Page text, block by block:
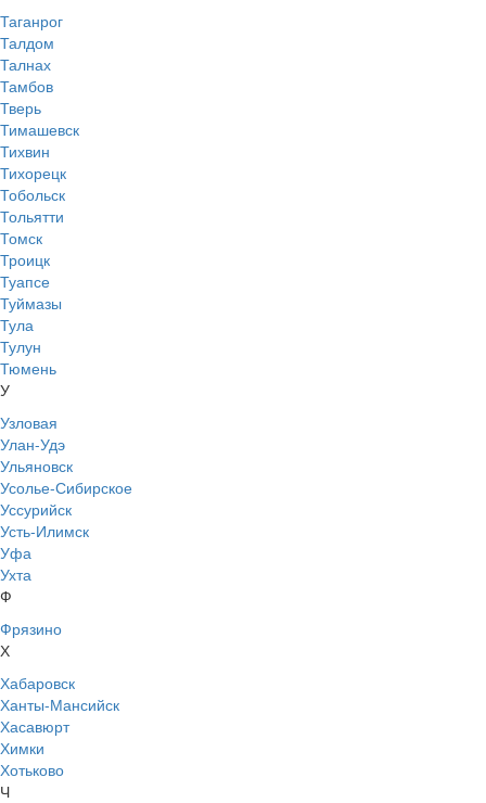
Таганрог
Талдом
Талнах
Тамбов
Тверь
Тимашевск
Тихвин
Тихорецк
Тобольск
Тольятти
Томск
Троицк
Туапсе
Туймазы
Тула
Тулун
Тюмень
У
Узловая
Улан-Удэ
Ульяновск
Усолье-Сибирское
Уссурийск
Усть-Илимск
Уфа
Ухта
Ф
Фрязино
Х
Хабаровск
Ханты-Мансийск
Хасавюрт
Химки
Хотьково
Ч